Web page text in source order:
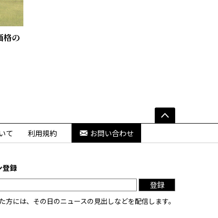
格の
て 利用規約 お問い合わせ
登録
登録
方には、その日のニュースの見出しなどを配信します。